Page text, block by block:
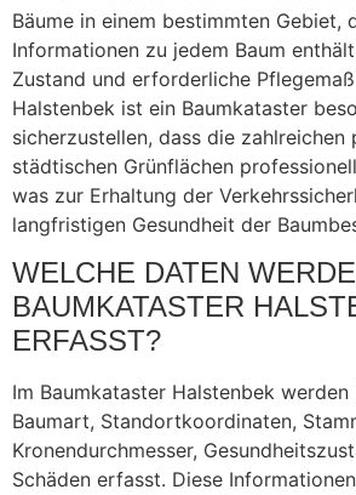
Bäume in einem bestimmten Gebiet,
Informationen zu jedem Baum
Zustand und erforderliche
Halstenbek ist ein Baumkataster
sicherzustellen, dass die zahlreichen
städtischen Grünflächen
was zur Erhaltung der
langfristigen Gesundheit der
WELCHE DATEN
BAUMKATASTER
ERFASST?
Im Baumkataster Halstenbek werden
Baumart, Standortkoordinaten,
Kronendurchmesser,
Schäden erfasst. Diese